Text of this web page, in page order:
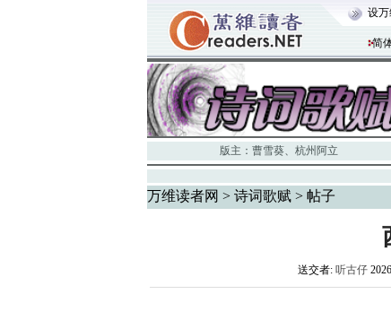
设
简
版主： 曹雪葵、 杭州阿立
万维读者网 > 诗词歌赋> 帖子
送交者: 听古仔